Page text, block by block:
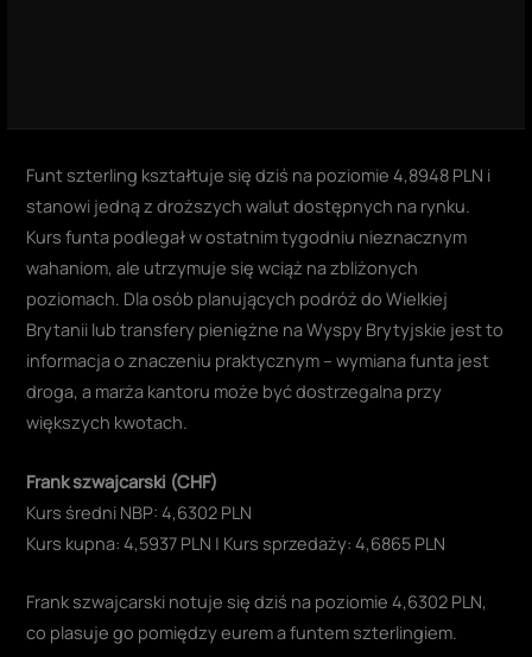
Funt szterling kształtuje się dziś na poziomie 4,8948 PLN i
stanowi jedną z droższych walut dostępnych na rynku.
Kurs funta podlegał w ostatnim tygodniu nieznacznym
wahaniom, ale utrzymuje się wciąż na zbliżonych
poziomach. Dla osób planujących podróż do Wielkiej
Brytanii lub transfery pieniężne na Wyspy Brytyjskie jest to
informacja o znaczeniu praktycznym – wymiana funta jest
droga, a marża kantoru może być dostrzegalna przy
większych kwotach.
Frank szwajcarski (CHF)
Kurs średni NBP: 4,6302 PLN
Kurs kupna: 4,5937 PLN | Kurs sprzedaży: 4,6865 PLN
Frank szwajcarski notuje się dziś na poziomie 4,6302 PLN,
co plasuje go pomiędzy eurem a funtem szterlingiem.